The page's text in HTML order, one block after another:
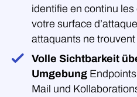
identifie en continu
votre surface
attaquants ne trouvent
Volle Sichtbarkeit
Umgebung
Mail und